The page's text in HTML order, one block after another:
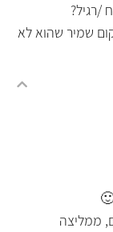
/רגיל?
שמיר שהוא לא
ממליצה